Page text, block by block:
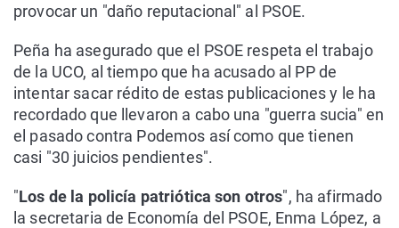
provocar un "daño reputacional" al PSOE.
Peña ha asegurado que el PSOE respeta el trabajo
de la UCO, al tiempo que ha acusado al PP de
intentar sacar rédito de estas publicaciones y le ha
recordado que llevaron a cabo una "guerra sucia" en
el pasado contra Podemos así como que tienen
casi "30 juicios pendientes".
"Los de la policía patriótica son otros", ha afirmado
la secretaria de Economía del PSOE, Enma López, a